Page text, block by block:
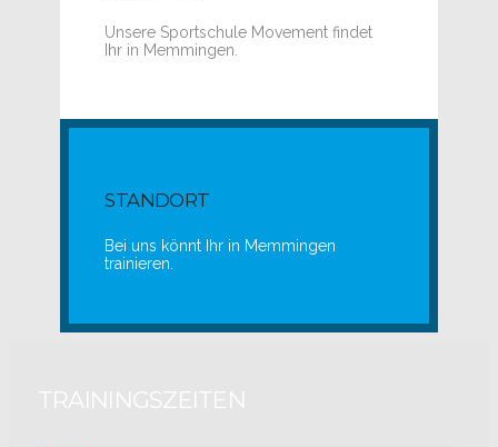
Unsere Sportschule Movement findet
Ihr in Memmingen.
STANDORT
Bei uns könnt Ihr in Memmingen
trainieren.
TRAININGSZEITEN